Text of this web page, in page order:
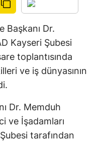
Başkanı Dr.
Kayseri Şubesi
toplantısında
ve iş dünyasının
Dr. Memduh
ve İşadamları
tarafından